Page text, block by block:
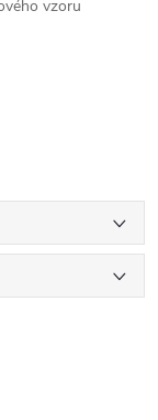
vzoru